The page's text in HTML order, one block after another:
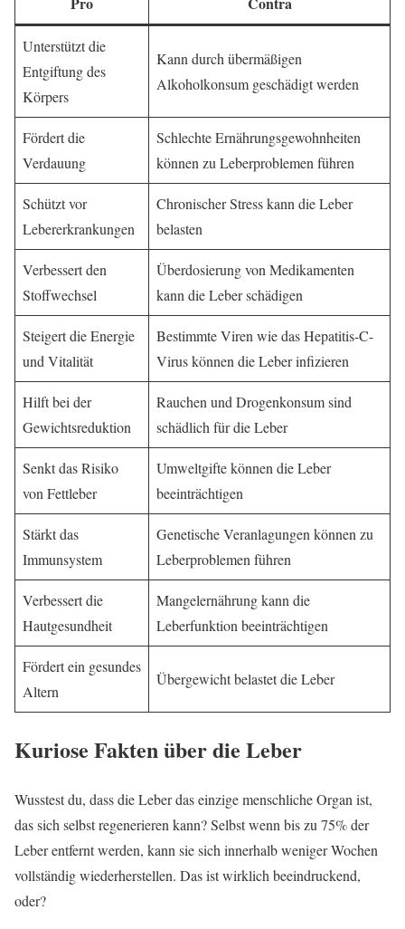
Unterstützt die
Entgiftung des
Körpers
Kann durch übermäßigen
Alkoholkonsum geschädigt werden
Fördert die
Verdauung
Schlechte Ernährungsgewohnheiten
können zu Leberproblemen führen
Schützt vor
Lebererkrankungen
Chronischer Stress kann die Leber
belasten
Verbessert den
Stoffwechsel
Überdosierung von Medikamenten
kann die Leber schädigen
Steigert die Energie
und Vitalität
Bestimmte Viren wie das Hepatitis-C-
Virus können die Leber infizieren
Hilft bei der
Gewichtsreduktion
Rauchen und Drogenkonsum sind
schädlich für die Leber
Senkt das Risiko
von Fettleber
Umweltgifte können die Leber
beeinträchtigen
Stärkt das
Immunsystem
Genetische Veranlagungen können zu
Leberproblemen führen
Verbessert die
Hautgesundheit
Mangelernährung kann die
Leberfunktion beeinträchtigen
Fördert ein gesundes
Altern
Übergewicht belastet die Leber
Kuriose Fakten über die Leber
Wusstest du, dass die Leber das einzige menschliche Organ ist,
das sich selbst regenerieren kann? Selbst wenn bis zu 75% der
Leber entfernt werden, kann sie sich innerhalb weniger Wochen
vollständig wiederherstellen. Das ist wirklich beeindruckend,
oder?